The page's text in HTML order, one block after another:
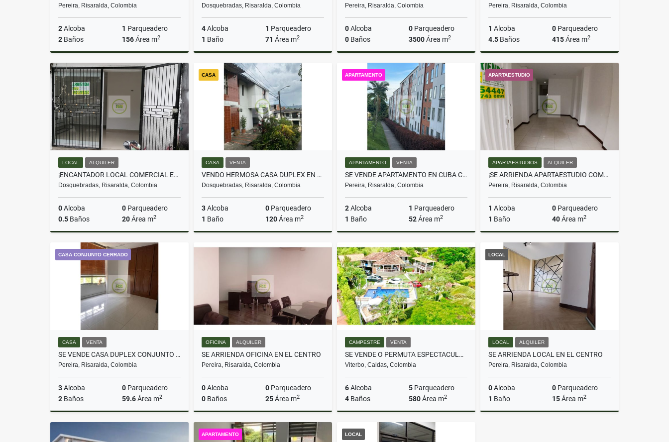
Pereira, Risaralda, Colombia
2Alcoba 1 Parqueadero
2 Baños 156Área m2
Venta
$680.000.000
Dosquebradas, Risaralda, Colombia
4Alcoba 1 Parqueadero
1 Baño 71 Área m2
$260.000.000
Pereira, Risaralda, Colombia
0Alcoba 0 Parqueadero
0 Baños 3500Área m2
$480.000.000
Pereira, Risaralda, Colombia
1 Alcoba 0 Parqueadero
4.5 Baños 415Área m2
$5.000.000
LOCAL ALQUILER
¡ENCANTADOR LOCAL COMERCIAL EN ARRIENDO, SANTA MÓNICA!
Dosquebradas, Risaralda, Colombia
0Alcoba 0 Parqueadero
0.5 Baños 20Área m2
Alquiler
$1.000.000
CASA
CASA VENTA
VENDO HERMOSA CASA DUPLEX EN CAMPESTRE D, DOSQUEBRADAS
Dosquebradas, Risaralda, Colombia
3Alcoba 0 Parqueadero
1 Baño 120Área m2
Venta
APARTAMENTO
APARTAMENTO VENTA
SE VENDE APARTAMENTO EN CUBA CERCA A LOS 2500 LOTES EN CONJUNTO
Pereira, Risaralda, Colombia
2Alcoba 1 Parqueadero
1 Baño 52Área m2
Venta
$175.000.000
APARTAESTUDIO
APARTAESTUDIOS ALQUILER
¡SE ARRIENDA APARTAESTUDIO COMERCIAL O VIVIENDA EN EL CENTRO!
Pereira, Risaralda, Colombia
1 Alcoba 0 Parqueadero
1 Baño 40Área m2
Alquiler
$900.000
CASA CONJUNTO CERRADO
CASA VENTA
SE VENDE CASA DUPLEX CONJUNTO CERRADO SECTOR PARQUE INDUSTRIAL PEREIRA
Pereira, Risaralda, Colombia
3Alcoba 0 Parqueadero
2 Baños 59.6Área m2
OFICINA ALQUILER
SE ARRIENDA OFICINA EN EL CENTRO
Pereira, Risaralda, Colombia
0Alcoba 0 Parqueadero
0 Baños 25Área m2
Alquiler
$2.300.000
CAMPESTRE VENTA
SE VENDE O PERMUTA ESPECTACULAR CASA CAMPESTRE EN VITERBO.
Viterbo, Caldas, Colombia
6Alcoba 5 Parqueadero
4 Baños 580Área m2
$650.000.000
LOCAL
LOCAL ALQUILER
SE ARRIENDA LOCAL EN EL CENTRO
Pereira, Risaralda, Colombia
0Alcoba 0 Parqueadero
1 Baño 15Área m2
APARTAMENTO LOCAL